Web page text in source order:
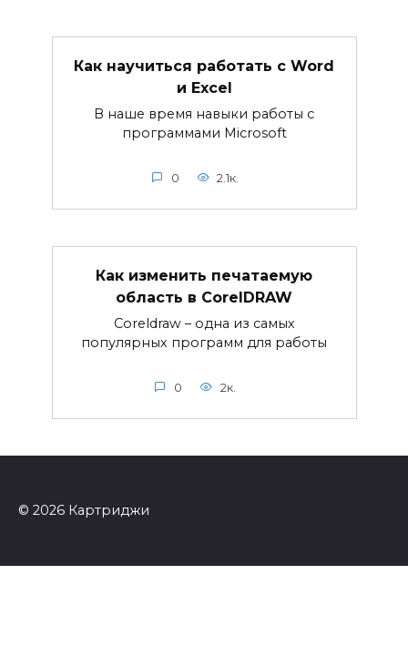
Как научиться работать с Word
и Excel
В наше время навыки работы с
программами Microsoft
0 2.1к.
Как изменить печатаемую
область в CorelDRAW
Coreldraw – одна из самых
популярных программ для работы
0 2к.
© 2026 Картриджи